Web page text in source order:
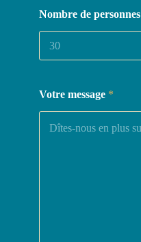
Nombre de personnes
Votre message *